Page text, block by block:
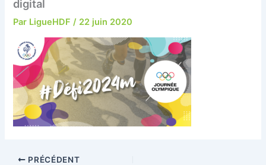
digital
Par LigueHDF/ 22 juin 2020
PRÉCÉDENT